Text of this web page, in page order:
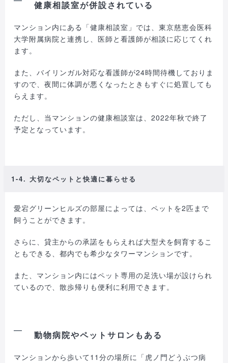
健康相談室が併設されている
マンション内にある「健康相談室」では、東京慈恵会医科
大学附属病院と連携し、医師と看護師が相談に応じてくれ
ます。
また、バイリンガル対応な看護師が24時間待機しておりま
すので、夜間に体調が悪くなったときもすぐに処置しても
らえます。
ただし、当マンションの健康相談室は、2022年秋で終了
予定となっています。
1-4. 大切なペットと快適に暮らせる
愛宕グリーンヒルズの部屋によっては、ペットを2匹まで
飼うことができます。
さらに、貸主からの承諾をもらえれば大型犬を飼育するこ
ともできる、都内でも希少なタワーマンションです。
また、マンション内にはペット専用の足洗い場が設けられ
ているので、散歩帰りも便利に利用できます。
動物病院やペットサロンもある
マンションから歩いて11分の場所に「虎ノ門どうぶつ病